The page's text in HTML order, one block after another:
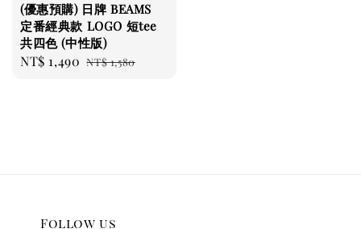
(優惠預購) 日牌 BEAMS
定番經典款 LOGO 短tee
共四色 (中性版)
Sale
NT$ 1,490 Regular
NT$ 1,580
Follow us